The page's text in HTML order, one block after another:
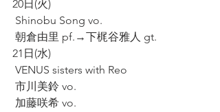
20日(火)
Shinobu Song vo.
朝倉由里 pf.→下梶谷雅人 gt.
21日(水)
VENUS sisters with Reo
市川美鈴 vo.
加藤咲希 vo.